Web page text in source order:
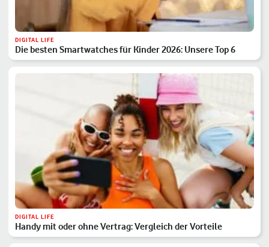
DIGITAL LIFE
Die besten Smartwatches für Kinder 2026: Unsere Top 6
DIGITAL LIFE
Handy mit oder ohne Vertrag: Vergleich der Vorteile